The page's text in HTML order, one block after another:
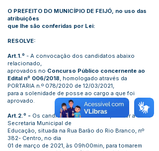
O PREFEITO DO MUNICÍPIO DE FEIJÓ, no uso das
atribuições
que lhe são conferidas por Lei:
RESOLVE:
Art.1.º - A convocação dos candidatos abaixo
relacionado,
aprovados no Concurso Público concernente ao
Edital nº 006/2018, homologado através da
PORTARIA n.º 078/2020 de 12/03/2021,
para a solenidade de posse ao cargo a que foi
aprovado.
Art.2.º - Os candidatos deverão comparecer a
Secretaria Municipal de
Educação, situada na Rua Barão do Rio Branco, nº
382- Centro, no dia
01 de março de 2021, às 09h00min, para tomarem